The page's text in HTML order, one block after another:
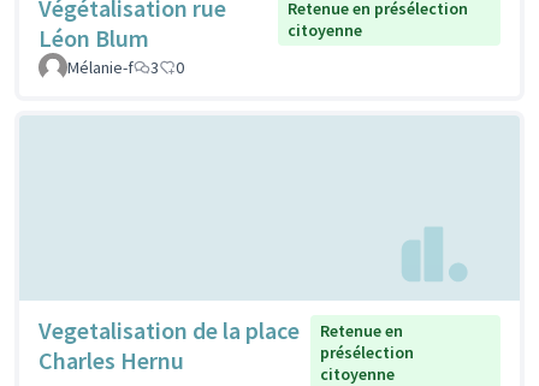
Végétalisation rue
Léon Blum
Retenue en présélection
citoyenne
Mélanie-f
3 0
Vegetalisation de la place
Charles Hernu
Retenue en
présélection
citoyenne